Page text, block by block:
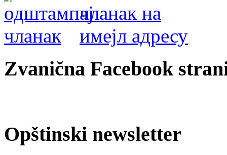
Zvanična Facebook
Opštinski newsletter